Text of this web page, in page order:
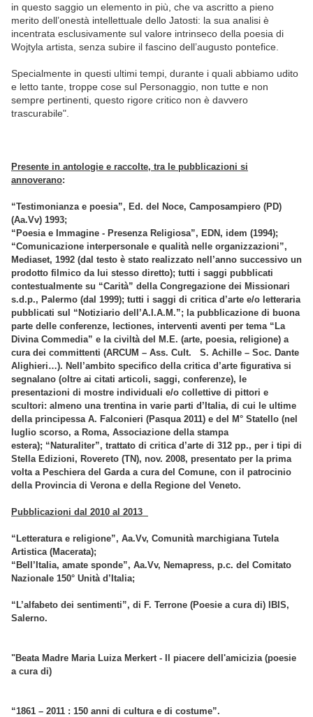
in questo saggio un elemento in più, che va ascritto a pieno
merito dell’onestà intellettuale dello Jatosti: la sua analisi è
incentrata esclusivamente sul valore intrinseco della poesia di
Wojtyla artista, senza subire il fascino dell’augusto pontefice.
Specialmente in questi ultimi tempi, durante i quali abbiamo udito
e letto tante, troppe cose sul Personaggio, non tutte e non
sempre pertinenti, questo rigore critico non è davvero
trascurabile".
Presente in antologie e raccolte, tra le pubblicazioni si
annoverano:
“Testimonianza e poesia”, Ed. del Noce, Camposampiero (PD)
(Aa.Vv) 1993;
“Poesia e Immagine - Presenza Religiosa”, EDN, idem (1994);
“Comunicazione interpersonale e qualità nelle organizzazioni”,
Mediaset, 1992 (dal testo è stato realizzato nell’anno successivo un
prodotto filmico da lui stesso diretto); tutti i saggi pubblicati
contestualmente su “Carità” della Congregazione dei Missionari
s.d.p., Palermo (dal 1999); tutti i saggi di critica d’arte e/o letteraria
pubblicati sul “Notiziario dell’A.I.A.M.”; la pubblicazione di buona
parte delle conferenze, lectiones, interventi aventi per tema “La
Divina Commedia” e la civiltà del M.E. (arte, poesia, religione) a
cura dei committenti (ARCUM – Ass. Cult. S. Achille – Soc. Dante
Alighieri…). Nell’ambito specifico della critica d’arte figurativa si
segnalano (oltre ai citati articoli, saggi, conferenze), le
presentazioni di mostre individuali e/o collettive di pittori e
scultori: almeno una trentina in varie parti d’Italia, di cui le ultime
della principessa A. Falconieri (Pasqua 2011) e del M° Statello (nel
luglio scorso, a Roma, Associazione della stampa
estera); “Naturaliter”, trattato di critica d’arte di 312 pp., per i tipi di
Stella Edizioni, Rovereto (TN), nov. 2008, presentato per la prima
volta a Peschiera del Garda a cura del Comune, con il patrocinio
della Provincia di Verona e della Regione del Veneto.
Pubblicazioni dal 2010 al 2013
“Letteratura e religione”, Aa.Vv, Comunità marchigiana Tutela
Artistica (Macerata);
“Bell’Italia, amate sponde”, Aa.Vv, Nemapress, p.c. del Comitato
Nazionale 150° Unità d’Italia;
“L’alfabeto dei sentimenti”, di F. Terrone (Poesie a cura di) IBIS,
Salerno.
"Beata Madre Maria Luiza Merkert - Il piacere dell'amicizia (poesie
a cura di)
“1861 – 2011 : 150 anni di cultura e di costume”.